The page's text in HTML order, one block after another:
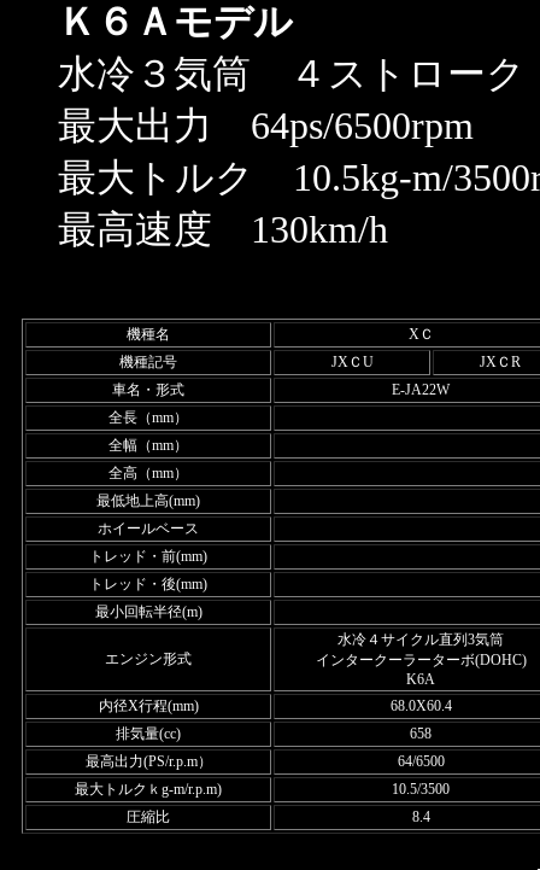
Ｋ６Ａモデル
水冷３気筒 ４ストロー
最大出力 64ps/6500rpm
最大トルク 10.5kg-m/
最高速度 130km/h
機種名
XＣ
機種記号
JXＣU
JXＣR
車名・形式
E-JA22W
全長（mm）
全幅（mm）
全高（mm）
最低地上高(mm)
ホイールベース
トレッド・前(mm)
トレッド・後(mm)
最小回転半径(m)
エンジン形式
水冷４サイクル直列3気筒
インタークーラーターボ(DOHC)
K6A
内径X行程(mm)
68.0X60.4
排気量(cc)
658
最高出力(PS/r.p.m）
64/6500
最大トルクｋg-m/r.p.m)
10.5/3500
圧縮比
8.4